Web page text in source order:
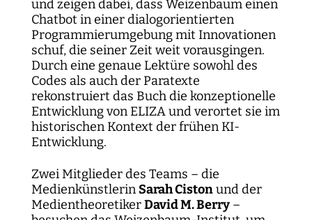
und zeigen dabei, dass Weizenbaum einen
Chatbot in einer dialogorientierten
Programmierumgebung mit Innovationen
schuf, die seiner Zeit weit vorausgingen.
Durch eine genaue Lektüre sowohl des
Codes als auch der Paratexte
rekonstruiert das Buch die konzeptionelle
Entwicklung von ELIZA und verortet sie im
historischen Kontext der frühen KI-
Entwicklung.
Zwei Mitglieder des Teams – die
Medienkünstlerin Sarah Cistonund der
MedientheoretikerDavid M. Berry –